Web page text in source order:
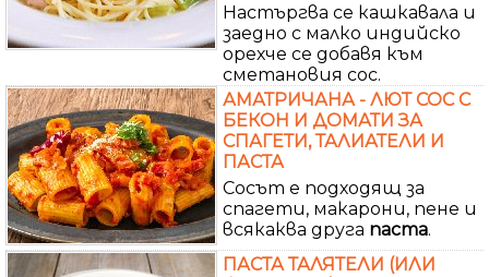
Настъргва се кашкавала и
заедно с малко индийско
орехче се добавя към
сметановия сос.
АМАТРИЧАНА - ЛЮТ СОС С
БЕКОН И ДОМАТИ ЗА
СПАГЕТИ, ТАЛИАТЕЛИ И
ПАСТА
Сосът е подходящ за
спагети, макарони, пене и
всякаква друга паста.
ПАСТА ТАЛЯТЕЛИ (ИЛИ